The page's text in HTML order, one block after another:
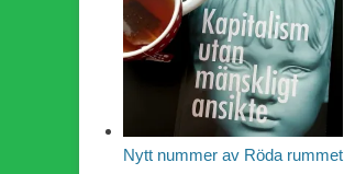
Nytt nummer av Röda rummet